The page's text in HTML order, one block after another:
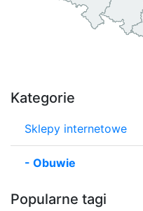
Kategorie
Sklepy internetowe
- Obuwie
Popularne tagi